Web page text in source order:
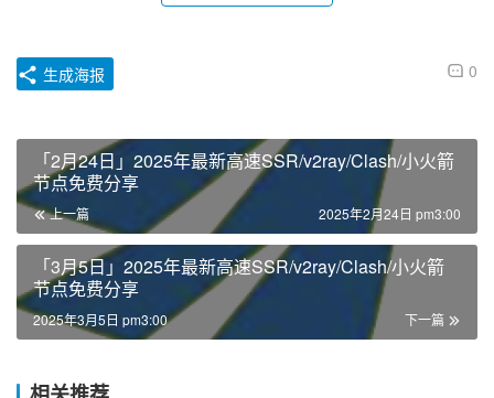
0
生成海报
「2月24日」2025年最新高速SSR/v2ray/Clash/小火箭
节点免费分享
上一篇 2025年2月24日 pm3:00
「3月5日」2025年最新高速SSR/v2ray/Clash/小火箭
节点免费分享
下一篇
2025年3月5日 pm3:00